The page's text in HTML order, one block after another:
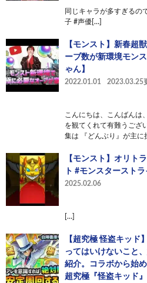
同じキャラが多すぎるの
子 #声優[…]
【モンスト】新春超
ーブ数が新環境モン
ゃん】
2022.01.01 2023.03.25
こんにちは、こんばんは
を観てくれて有難うござ
集は 『どんぶり』が主に
【モンスト】オリト
ト #モンスターストラ
2025.02.06
[…]
【超究極 怪盗キッ
ってはいけないこと
紹介。コラボから始
超究極『怪盗キッド